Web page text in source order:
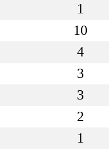
1
10
4
3
3
2
1